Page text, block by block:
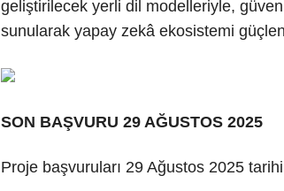
geliştirilecek yerli dil modelleriyle,
sunularak yapay zekâ ekosistemi
SON BAŞVURU 29 AĞUSTOS 2025
Proje başvuruları 29 Ağustos 2025